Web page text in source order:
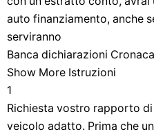
auto finanziamento, anche
serviranno
Banca dichiarazioni
Show More Istruzioni
1
Richiesta vostro rapporto
veicolo adatto. Prima che